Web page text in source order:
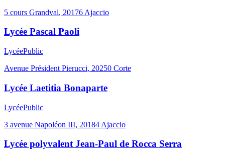
5 cours Grandval, 20176 Ajaccio
Lycée Pascal Paoli
LycéePublic
Avenue Président Pierucci, 20250 Corte
Lycée Laetitia Bonaparte
LycéePublic
3 avenue Napoléon III, 20184 Ajaccio
Lycée polyvalent Jean-Paul de Rocca Serra